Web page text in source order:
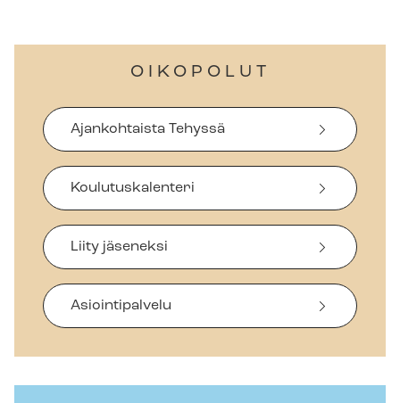
OIKOPOLUT
Ajankohtaista Tehyssä
Koulutuskalenteri
Liity jäseneksi
Asiointipalvelu